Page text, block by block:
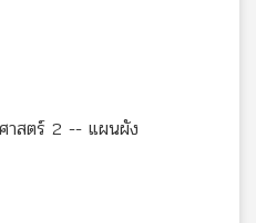
าสตร์ 2 -- แผนผัง